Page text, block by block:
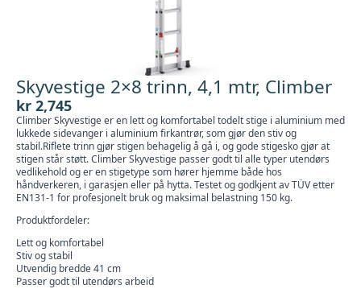
Skyvestige 2×8 trinn, 4,1 mtr, Climber
kr 2,745
Climber Skyvestige er en lett og komfortabel todelt stige i aluminium med
lukkede sidevanger i aluminium firkantrør, som gjør den stiv og
stabil.Riflete trinn gjør stigen behagelig å gå i, og gode stigesko gjør at
stigen står støtt. Climber Skyvestige passer godt til alle typer utendørs
vedlikehold og er en stigetype som hører hjemme både hos
håndverkeren, i garasjen eller på hytta. Testet og godkjent av TÜV etter
EN131-1 for profesjonelt bruk og maksimal belastning 150 kg.
Produktfordeler:
Lett og komfortabel
Stiv og stabil
Utvendig bredde 41 cm
Passer godt til utendørs arbeid